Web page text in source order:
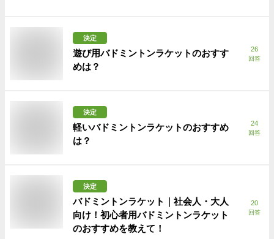
決定
遊び用バドミントンラケットのおすす
めは？
26
回答
決定
軽いバドミントンラケットのおすすめ
は？
24
回答
決定
バドミントンラケット｜社会人・大人
向け！初心者用バドミントンラケット
のおすすめを教えて！
20
回答